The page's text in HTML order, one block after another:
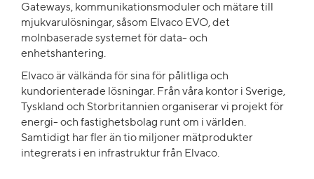
Gateways, kommunikationsmoduler och mätare till
mjukvarulösningar, såsom Elvaco EVO, det
molnbaserade systemet för data- och
enhetshantering.
Elvaco är välkända för sina för pålitliga och
kundorienterade lösningar. Från våra kontor i Sverige,
Tyskland och Storbritannien organiserar vi projekt för
energi- och fastighetsbolag runt om i världen.
Samtidigt har fler än tio miljoner mätprodukter
integrerats i en infrastruktur från Elvaco.